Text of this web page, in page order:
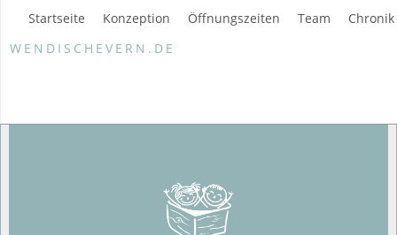
Chronik
Team
Öffnungszeiten
Konzeption
Startseite
WENDISCHEVERN.DE